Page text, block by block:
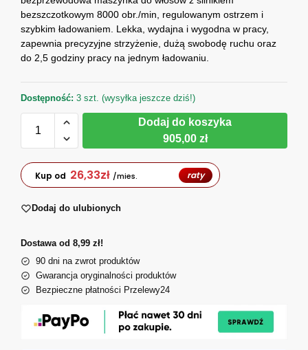
bezszczotkowym 8000 obr./min, regulowanym ostrzem i
szybkim ładowaniem. Lekka, wydajna i wygodna w pracy,
zapewnia precyzyjne strzyżenie, dużą swobodę ruchu oraz
do 2,5 godziny pracy na jednym ładowaniu.
Dostępność: 3 szt. (wysyłka jeszcze dziś!)
Dodaj do koszyka
905,00 zł
Kup od 26,33zł /mies. raty
Dodaj do ulubionych
Dostawa od 8,99 zł!
90 dni na zwrot produktów
Gwarancja oryginalności produktów
Bezpieczne płatności Przelewy24